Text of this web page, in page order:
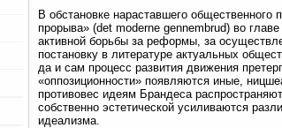
В обстановке нараставшего
прорыва» (det moderne gennembrud) во
активной борьбы за реформы, за
постановку в литературе актуальных
да и сам процесс развития движения
«оппозиционности» появляются иные,
противовес идеям Брандеса
собственно эстетической усиливаются
идеализма.